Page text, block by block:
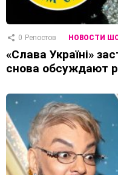
0 Репостов НОВОСТИ
«Слава Україні»
снова обсуждают